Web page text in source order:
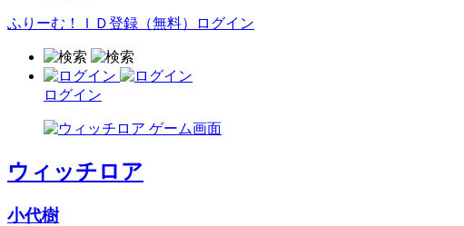
ふりーむ！ＩＤ登録（無料） ログイン
ログイン
ウィッチロア
小代樹